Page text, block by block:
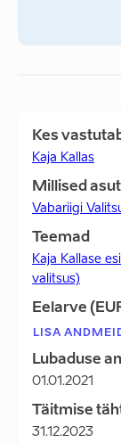
Kes
Kaja Kallas
Millised
Vabariigi
Teemad
Kaja Kallase
valitsus)
Eelarve
LISA
Lubaduse
01.01.2021
Täitmise
31.12.2023